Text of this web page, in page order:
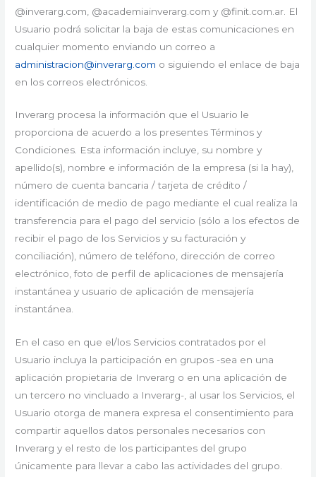
@inverarg.com, @academiainverarg.com y @finit.com.ar. El
Usuario podrá solicitar la baja de estas comunicaciones en
cualquier momento enviando un correo a
administracion@inverarg.com o siguiendo el enlace de baja
en los correos electrónicos.
Inverarg procesa la información que el Usuario le
proporciona de acuerdo a los presentes Términos y
Condiciones. Esta información incluye, su nombre y
apellido(s), nombre e información de la empresa (si la hay),
número de cuenta bancaria / tarjeta de crédito /
identificación de medio de pago mediante el cual realiza la
transferencia para el pago del servicio (sólo a los efectos de
recibir el pago de los Servicios y su facturación y
conciliación), número de teléfono, dirección de correo
electrónico, foto de perfil de aplicaciones de mensajería
instantánea y usuario de aplicación de mensajería
instantánea.
En el caso en que el/los Servicios contratados por el
Usuario incluya la participación en grupos -sea en una
aplicación propietaria de Inverarg o en una aplicación de
un tercero no vincluado a Inverarg-, al usar los Servicios, el
Usuario otorga de manera expresa el consentimiento para
compartir aquellos datos personales necesarios con
Inverarg y el resto de los participantes del grupo
únicamente para llevar a cabo las actividades del grupo.